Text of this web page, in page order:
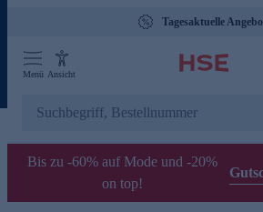
Tagesaktuelle
Menü Ansicht
Bis zu -60% auf Mode und -20%
on top!